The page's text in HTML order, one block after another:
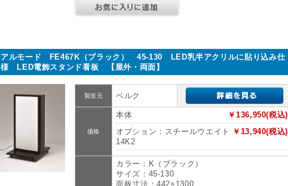
アルモード FE467K（ブラック） 45-130 LED乳半アクリルに貼り込み仕
様 LED電飾スタンド看板 【屋外・両面】
製造元 ベルク
価格
￥136,950(税込)
本体
￥13,940(税込)
オプション：スチールウエイト
14K2
カラー：K（ブラック）
サイズ：45-130
面板寸法：442×1300